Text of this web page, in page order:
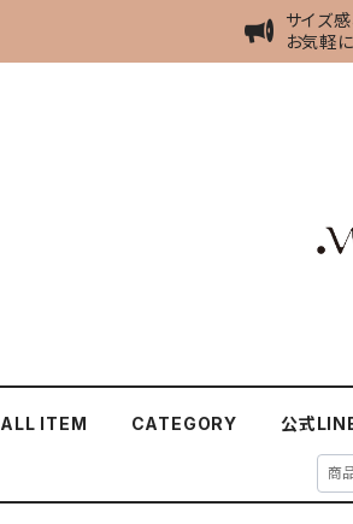
サイズ
お気軽
ALL ITEM CATEGORY 公式